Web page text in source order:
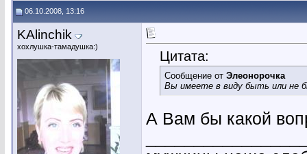
06.10.2008, 13:16
KAlinchik
хохлушка-тамадушка:)
Цитата:
Сообщение от Элеонорочка
Вы имеете в виду быть или не
А Вам бы какой